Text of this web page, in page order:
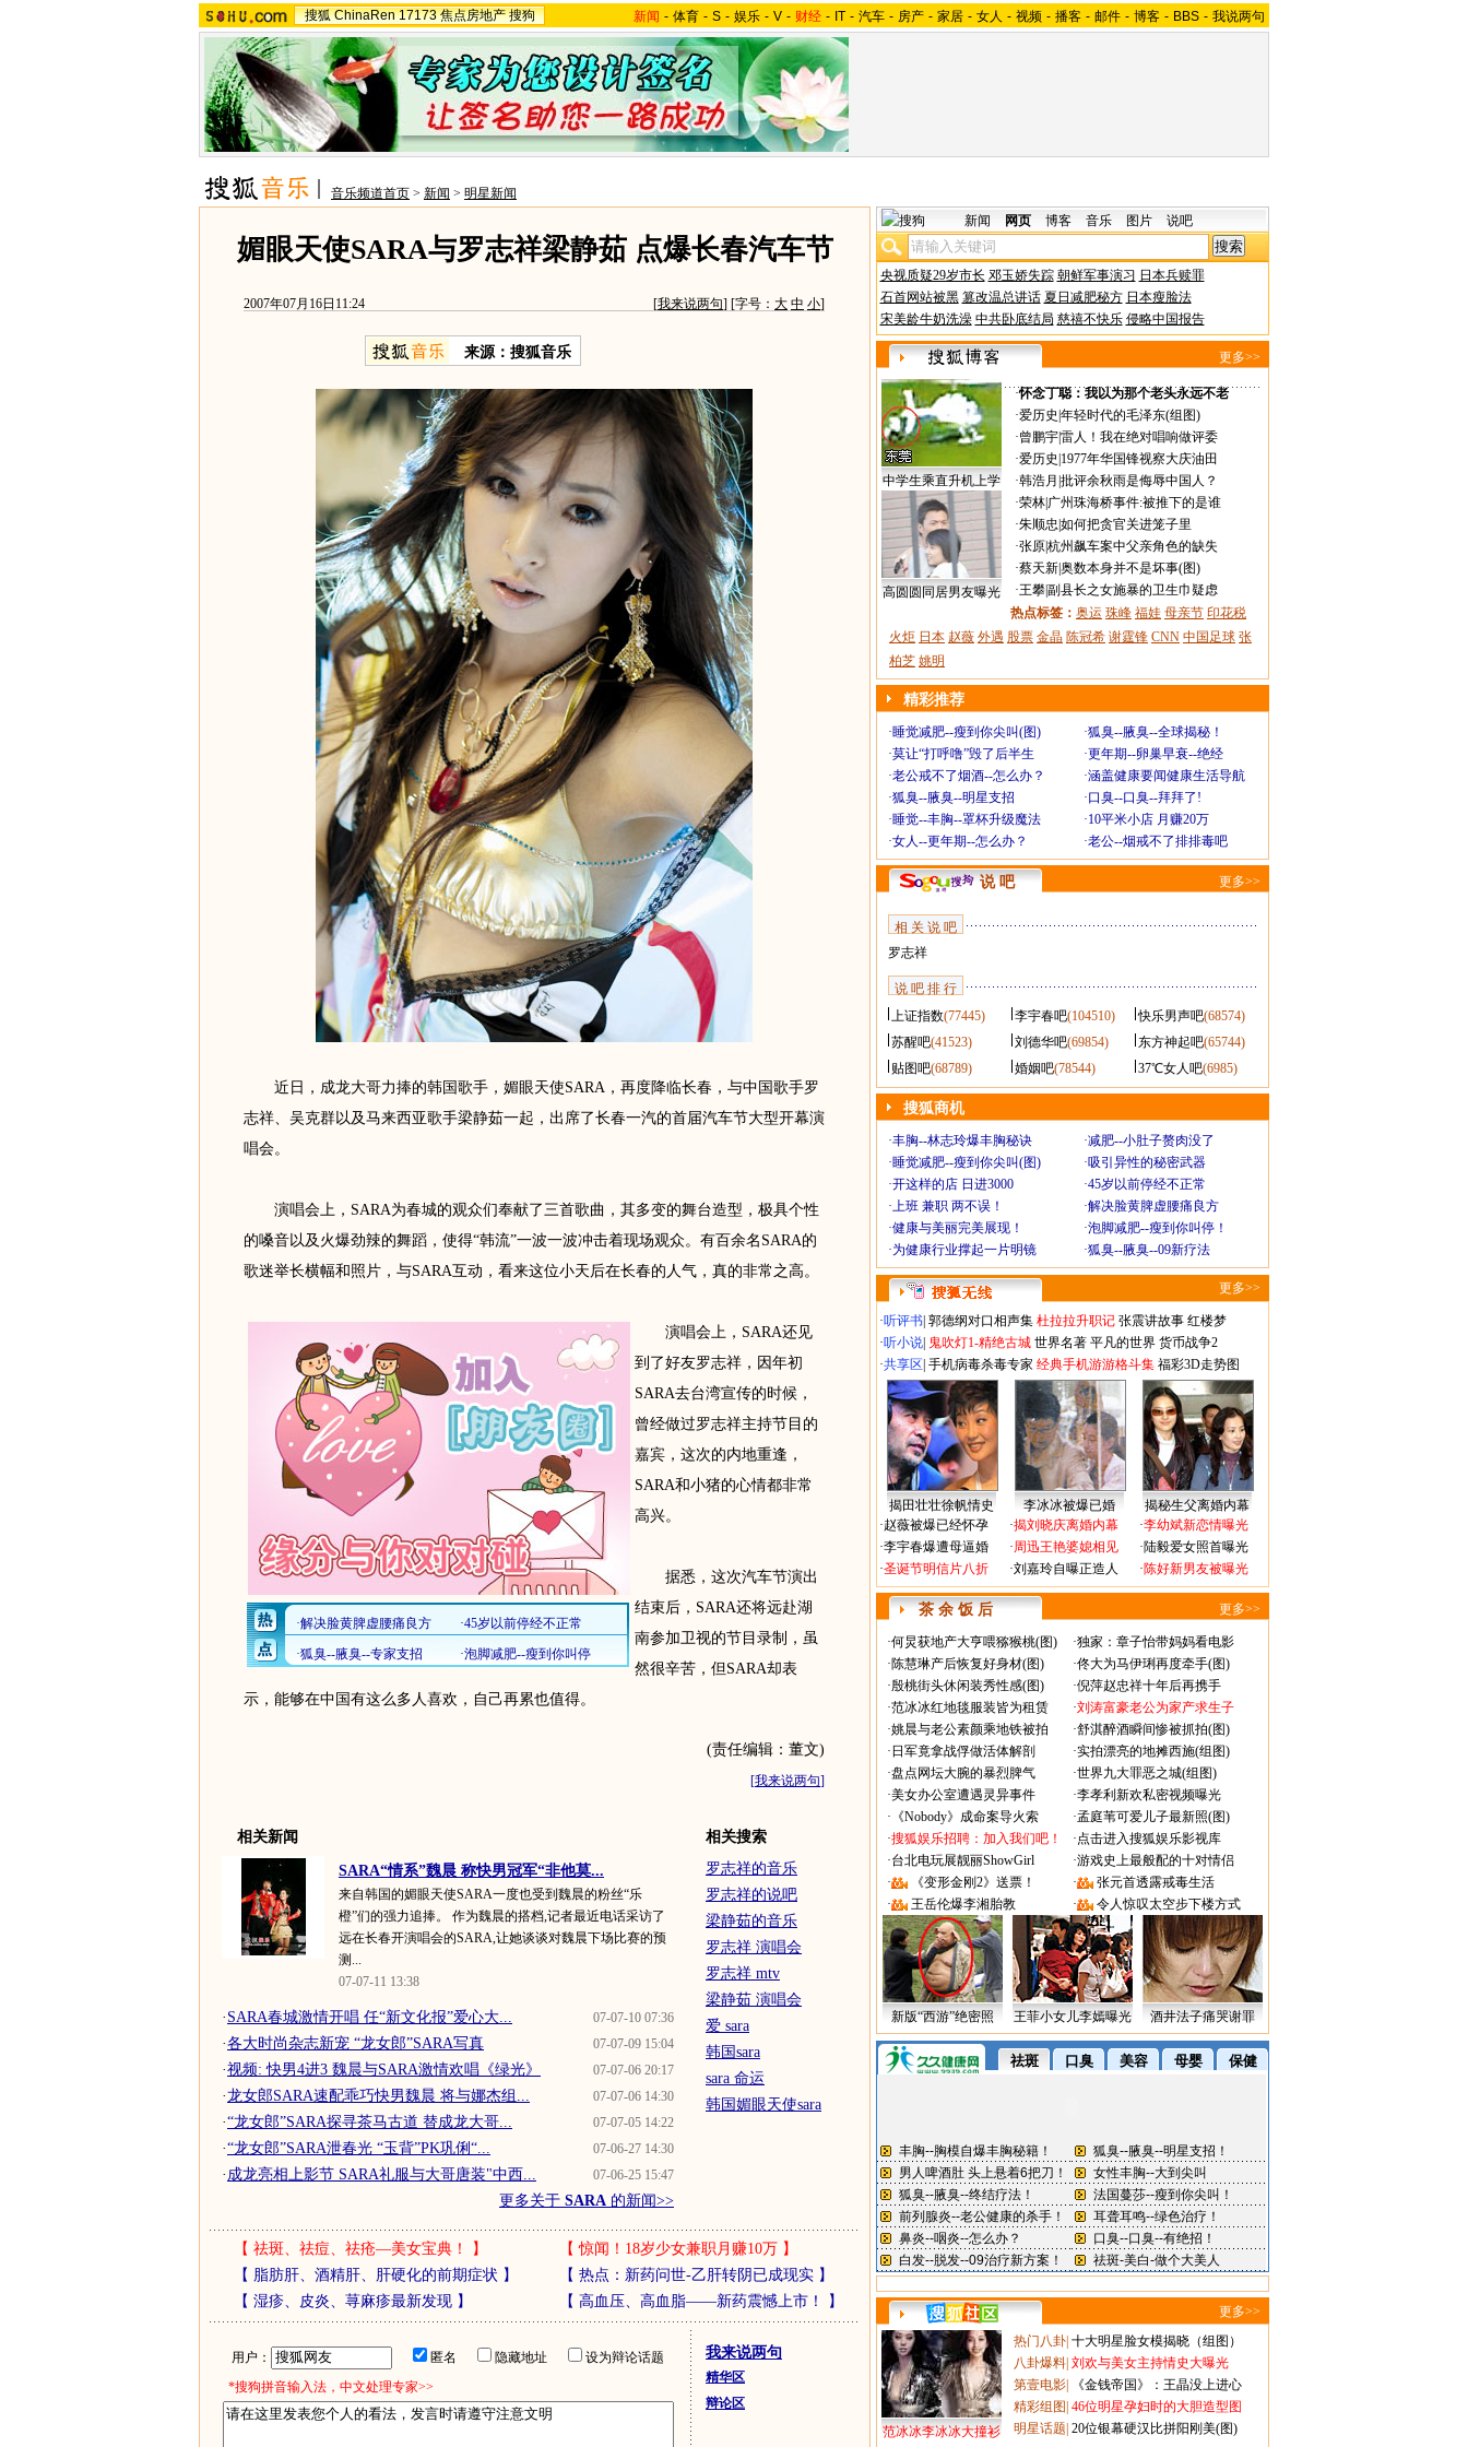
搜狐 ChinaRen 17173 焦点房地产 搜狗 新闻 - 体育 - S - 娱乐 - V - 财经 - IT - 汽车 - 房产 - 家居 - 女人 - 视频 - 播客 - 邮件 - 博客 - BBS - 我说两句
音乐频道首页 > 新闻 > 明星新闻
媚眼天使SARA与罗志祥梁静茹 点爆长春汽车节
2007年07月16日11:24 [我来说两句] [字号： 大 中 小]
来源：搜狐音乐
近日，成龙大哥力捧的韩国歌手，媚眼天使SARA，再度降临长春，与中国歌手罗
志祥、吴克群以及马来西亚歌手梁静茹一起，出席了长春一汽的首届汽车节大型开幕演
唱会。
演唱会上，SARA为春城的观众们奉献了三首歌曲，其多变的舞台造型，极具个性
的嗓音以及火爆劲辣的舞蹈，使得“韩流”一波一波冲击着现场观众。有百余名SARA的
歌迷举长横幅和照片，与SARA互动，看来这位小天后在长春的人气，真的非常之高。
演唱会上，SARA还见
到了好友罗志祥，因年初
SARA去台湾宣传的时候，
曾经做过罗志祥主持节目的
嘉宾，这次的内地重逢，
SARA和小猪的心情都非常
高兴。
据悉，这次汽车节演出
结束后，SARA还将远赴湖
南参加卫视的节目录制，虽
然很辛苦，但SARA却表
示，能够在中国有这么多人喜欢，自己再累也值得。
(责任编辑：董文)
[我来说两句]
相关新闻
SARA“情系”魏晨 称快男冠军“非他莫...
来自韩国的媚眼天使SARA一度也受到魏晨的粉丝“乐
橙”们的强力追捧。 作为魏晨的搭档,记者最近电话采访了
远在长春开演唱会的SARA,让她谈谈对魏晨下场比赛的预
测...
07-07-11 13:38
07-07-10 07:36
· SARA春城激情开唱 任“新文化报”爱心大...
07-07-09 15:04
·各大时尚杂志新宠 “龙女郎”SARA写真
07-07-06 20:17
·视频: 快男4进3 魏晨与SARA激情欢唱《绿光》
07-07-06 14:30
·龙女郎SARA速配乖巧快男魏晨 将与娜杰组...
07-07-05 14:22
·“龙女郎”SARA探寻茶马古道 替成龙大哥...
07-06-27 14:30
·“龙女郎”SARA泄春光 “玉背”PK巩俐“...
07-06-25 15:47
· 成龙亮相上影节 SARA礼服与大哥唐装"中西...
更多关于 SARA 的新闻>>
相关搜索
罗志祥的音乐
罗志祥的说吧
梁静茹的音乐
罗志祥 演唱会
罗志祥 mtv
梁静茹 演唱会
爱 sara
韩国sara
sara 命运
韩国媚眼天使sara
【 祛斑、祛痘、祛疮—美女宝典！ 】 【惊闻！18岁少女兼职月赚10万】
【 脂肪肝、酒精肝、肝硬化的前期症状 】 【 热点：新药问世-乙肝转阴已成现实】
【 湿疹、皮炎、荨麻疹最新发现】 【 高血压、高血脂——新药震憾上市！ 】
用户： 匿名 隐藏地址
设为辩论话题
*搜狗拼音输入法，中文处理专家>>
我来说两句
精华区
辩论区
新闻 网页 博客 音乐 图片 说吧
央视质疑29岁市长 邓玉娇失踪 朝鲜军事演习 日本兵赎罪
石首网站被黑 篡改温总讲话 夏日减肥秘方 日本瘦脸法
宋美龄牛奶洗澡 中共卧底结局 慈禧不快乐 侵略中国报告
更多>>
中学生乘直升机上学
高圆圆同居男友曝光
·怀念丁聪：我以为那个老头永远不老
·爱历史 年轻时代的毛泽东(组图)
·曾鹏宇|雷人！我在绝对唱响做评委
·爱历史 1977年华国锋视察大庆油田
·韩浩月 批评余秋雨是侮辱中国人？
·荣林| 广州珠海桥事件:被推下的是谁
·朱顺忠 如何把贪官关进笼子里
·张原|杭州飙车案中父亲角色的缺失
·蔡天新|奥数本身并不是坏事(图)
·王攀|副县长之女施暴的卫生巾疑虑
热点标签： 奥运 珠峰 福娃 母亲节 印花税
火炬 日本 赵薇 外遇 股票 金晶 陈冠希 谢霆锋 CNN 中国足球 张
柏芝 姚明
精彩推荐
·睡觉减肥--瘦到你尖叫(图) ·狐臭--腋臭--全球揭秘！
·莫让“打呼噜”毁了后半生 ·更年期--卵巢早衰--绝经
·老公戒不了烟酒--怎么办？ ·涵盖健康要闻健康生活导航
·狐臭--腋臭--明星支招 ·口臭--口臭--拜拜了!
·睡觉--丰胸--罩杯升级魔法 ·10平米小店 月赚20万
·女人--更年期--怎么办？ ·老公--烟戒不了排排毒吧
说 吧 更多>>
相 关 说 吧
罗志祥
说 吧 排 行
上证指数(77445) 李宇春吧(104510) 快乐男声吧(68574)
苏醒吧(41523) 刘德华吧(69854) 东方神起吧(65744)
贴图吧(68789) 婚姻吧(78544) 37℃女人吧(6985)
搜狐商机
·丰胸--林志玲爆丰胸秘诀 ·减肥--小肚子赘肉没了
·睡觉减肥--瘦到你尖叫(图) ·吸引异性的秘密武器
·开这样的店 日进3000 ·45岁以前停经不正常
·上班 兼职 两不误！ ·解决脸黄脾虚腰痛良方
·健康与美丽完美展现！ ·泡脚减肥--瘦到你叫停！
·为健康行业撑起一片明镜 ·狐臭--腋臭--09新疗法
更多>>
·听评书 郭德纲对口相声集 杜拉拉升职记 张震讲故事 红楼梦
·听小说 鬼吹灯1-精绝古城 世界名著 平凡的世界 货币战争2
·共享区 手机病毒杀毒专家 经典手机游游格斗集 福彩3D走势图
揭田壮壮徐帆情史 李冰冰被爆已婚
揭秘生父离婚内幕
·赵薇被爆已经怀孕
·李宇春爆遭母逼婚
·圣诞节明信片八折
·揭刘晓庆离婚内幕
·周迅王艳婆媳相见
·刘嘉玲自曝正造人
·李幼斌新恋情曝光
·陆毅爱女照首曝光
·陈好新男友被曝光
茶 余 饭 后 更多>>
·何炅获地产大亨喂猕猴桃(图) ·独家：章子怡带妈妈看电影
·陈慧琳产后恢复好身材(图) ·佟大为马伊琍再度牵手(图)
·殷桃街头休闲装秀性感(图) ·倪萍赵忠祥十年后再携手
·范冰冰红地毯服装皆为租赁 ·刘涛富豪老公为家产求生子
·姚晨与老公素颜乘地铁被拍 ·舒淇醉酒瞬间惨被抓拍(图)
· 日军竟拿战俘做活体解剖 ·实拍漂亮的地摊西施(组图)
·盘点网坛大腕的暴烈脾气 ·世界九大罪恶之城(组图)
·美女办公室遭遇灵异事件 ·李孝利新欢私密视频曝光
· 《Nobody》成命案导火索 ·孟庭苇可爱儿子最新照(图)
·搜狐娱乐招聘：加入我们吧！ ·点击进入搜狐娱乐影视库
·台北电玩展靓丽ShowGirl ·游戏史上最般配的十对情侣
·
《变形金刚2》送票！ ·
张元首透露戒毒生活
·
王岳伦爆李湘胎教 · 令人惊叹太空步下楼方式
新版“西游”绝密照 王菲小女儿李嫣曝光 酒井法子痛哭谢罪
更多>>
范冰冰李冰冰大撞衫
热门八卦 十大明星脸女模揭晓（组图）
八卦爆料 刘欢与美女主持情史大曝光
第壹电影
《金钱帝国》：王晶没上进心
精彩组图 46位明星孕妇时的大胆造型图
明星话题 20位银幕硬汉比拼阳刚美(图)